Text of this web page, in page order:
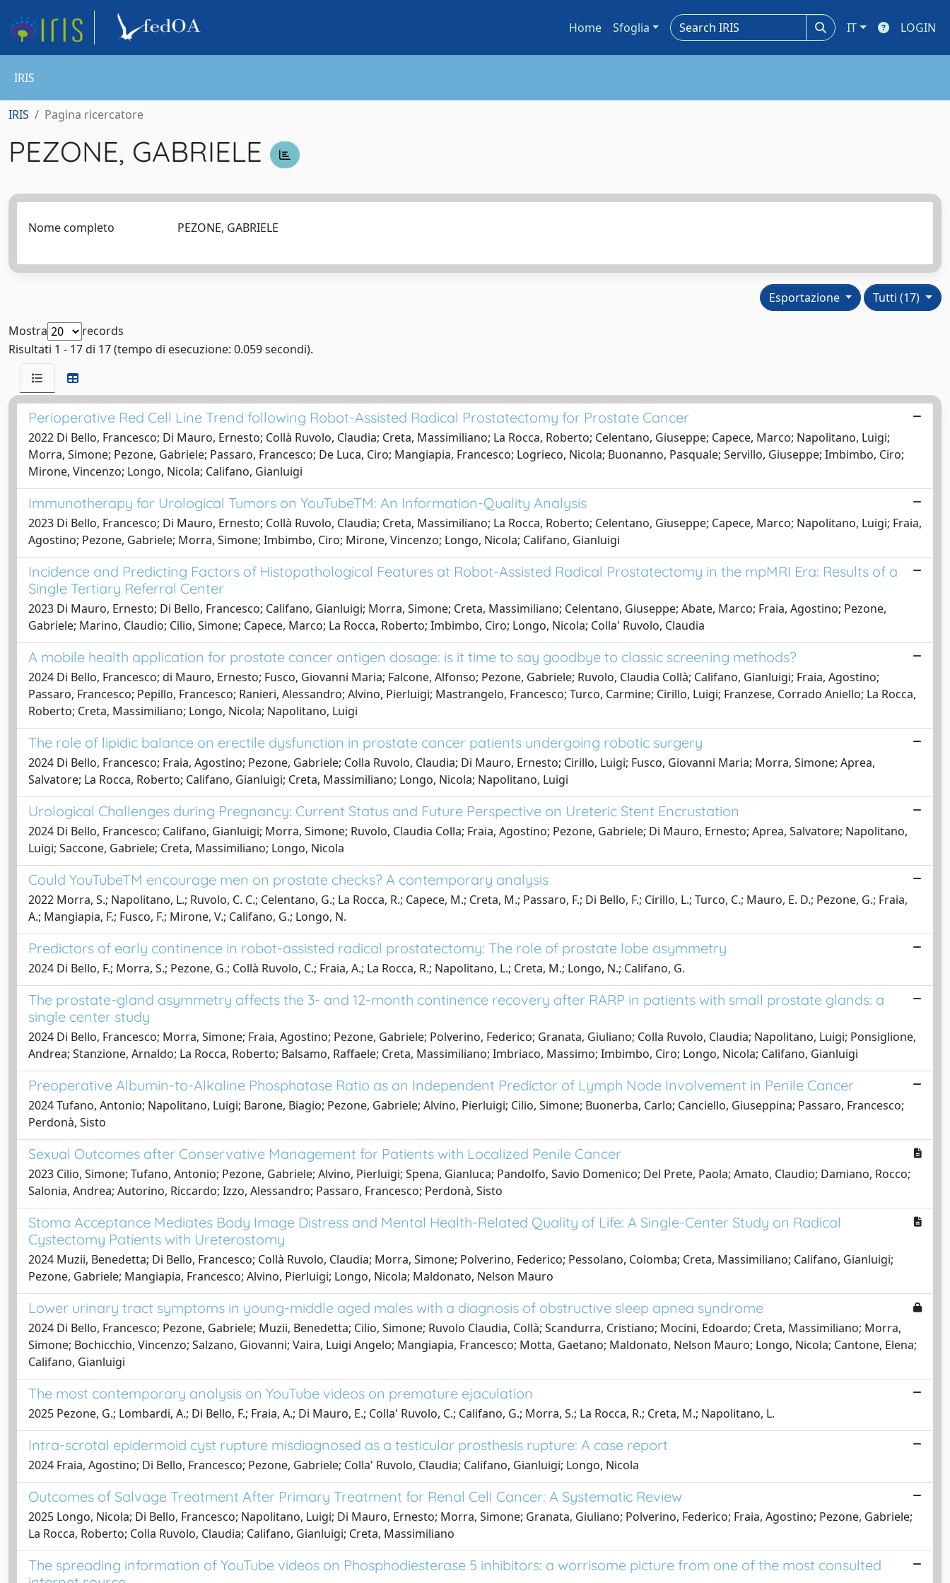
Home Sfoglia IT LOGIN
IRIS
IRIS Pagina ricercatore
PEZONE, GABRIELE
Nome completo PEZONE, GABRIELE
Tutti (17)
Esportazione
Mostra
records
Risultati 1 - 17 di 17 (tempo di esecuzione: 0.059 secondi).
Perioperative Red Cell Line Trend following Robot-Assisted Radical Prostatectomy for Prostate Cancer
2022 Di Bello, Francesco; Di Mauro, Ernesto; Collà Ruvolo, Claudia; Creta, Massimiliano; La Rocca, Roberto; Celentano, Giuseppe; Capece, Marco; Napolitano, Luigi;
Morra, Simone; Pezone, Gabriele; Passaro, Francesco; De Luca, Ciro; Mangiapia, Francesco; Logrieco, Nicola; Buonanno, Pasquale; Servillo, Giuseppe; Imbimbo, Ciro;
Mirone, Vincenzo; Longo, Nicola; Califano, Gianluigi
Immunotherapy for Urological Tumors on YouTubeTM: An Information-Quality Analysis
2023 Di Bello, Francesco; Di Mauro, Ernesto; Collà Ruvolo, Claudia; Creta, Massimiliano; La Rocca, Roberto; Celentano, Giuseppe; Capece, Marco; Napolitano, Luigi; Fraia,
Agostino; Pezone, Gabriele; Morra, Simone; Imbimbo, Ciro; Mirone, Vincenzo; Longo, Nicola; Califano, Gianluigi
Incidence and Predicting Factors of Histopathological Features at Robot-Assisted Radical Prostatectomy in the mpMRI Era: Results of a
Single Tertiary Referral Center
2023 Di Mauro, Ernesto; Di Bello, Francesco; Califano, Gianluigi; Morra, Simone; Creta, Massimiliano; Celentano, Giuseppe; Abate, Marco; Fraia, Agostino; Pezone,
Gabriele; Marino, Claudio; Cilio, Simone; Capece, Marco; La Rocca, Roberto; Imbimbo, Ciro; Longo, Nicola; Colla' Ruvolo, Claudia
A mobile health application for prostate cancer antigen dosage: is it time to say goodbye to classic screening methods?
2024 Di Bello, Francesco; di Mauro, Ernesto; Fusco, Giovanni Maria; Falcone, Alfonso; Pezone, Gabriele; Ruvolo, Claudia Collà; Califano, Gianluigi; Fraia, Agostino;
Passaro, Francesco; Pepillo, Francesco; Ranieri, Alessandro; Alvino, Pierluigi; Mastrangelo, Francesco; Turco, Carmine; Cirillo, Luigi; Franzese, Corrado Aniello; La Rocca,
Roberto; Creta, Massimiliano; Longo, Nicola; Napolitano, Luigi
The role of lipidic balance on erectile dysfunction in prostate cancer patients undergoing robotic surgery
2024 Di Bello, Francesco; Fraia, Agostino; Pezone, Gabriele; Colla Ruvolo, Claudia; Di Mauro, Ernesto; Cirillo, Luigi; Fusco, Giovanni Maria; Morra, Simone; Aprea,
Salvatore; La Rocca, Roberto; Califano, Gianluigi; Creta, Massimiliano; Longo, Nicola; Napolitano, Luigi
Urological Challenges during Pregnancy: Current Status and Future Perspective on Ureteric Stent Encrustation
2024 Di Bello, Francesco; Califano, Gianluigi; Morra, Simone; Ruvolo, Claudia Colla; Fraia, Agostino; Pezone, Gabriele; Di Mauro, Ernesto; Aprea, Salvatore; Napolitano,
Luigi; Saccone, Gabriele; Creta, Massimiliano; Longo, Nicola
Could YouTubeTM encourage men on prostate checks? A contemporary analysis
2022 Morra, S.; Napolitano, L.; Ruvolo, C. C.; Celentano, G.; La Rocca, R.; Capece, M.; Creta, M.; Passaro, F.; Di Bello, F.; Cirillo, L.; Turco, C.; Mauro, E. D.; Pezone, G.; Fraia,
A.; Mangiapia, F.; Fusco, F.; Mirone, V.; Califano, G.; Longo, N.
Predictors of early continence in robot-assisted radical prostatectomy: The role of prostate lobe asymmetry
2024 Di Bello, F.; Morra, S.; Pezone, G.; Collà Ruvolo, C.; Fraia, A.; La Rocca, R.; Napolitano, L.; Creta, M.; Longo, N.; Califano, G.
The prostate-gland asymmetry affects the 3- and 12-month continence recovery after RARP in patients with small prostate glands: a
single center study
2024 Di Bello, Francesco; Morra, Simone; Fraia, Agostino; Pezone, Gabriele; Polverino, Federico; Granata, Giuliano; Colla Ruvolo, Claudia; Napolitano, Luigi; Ponsiglione,
Andrea; Stanzione, Arnaldo; La Rocca, Roberto; Balsamo, Raffaele; Creta, Massimiliano; Imbriaco, Massimo; Imbimbo, Ciro; Longo, Nicola; Califano, Gianluigi
Preoperative Albumin-to-Alkaline Phosphatase Ratio as an Independent Predictor of Lymph Node Involvement in Penile Cancer
2024 Tufano, Antonio; Napolitano, Luigi; Barone, Biagio; Pezone, Gabriele; Alvino, Pierluigi; Cilio, Simone; Buonerba, Carlo; Canciello, Giuseppina; Passaro, Francesco;
Perdonà, Sisto
Sexual Outcomes after Conservative Management for Patients with Localized Penile Cancer
2023 Cilio, Simone; Tufano, Antonio; Pezone, Gabriele; Alvino, Pierluigi; Spena, Gianluca; Pandolfo, Savio Domenico; Del Prete, Paola; Amato, Claudio; Damiano, Rocco;
Salonia, Andrea; Autorino, Riccardo; Izzo, Alessandro; Passaro, Francesco; Perdonà, Sisto
Stoma Acceptance Mediates Body Image Distress and Mental Health-Related Quality of Life: A Single-Center Study on Radical
Cystectomy Patients with Ureterostomy
2024 Muzii, Benedetta; Di Bello, Francesco; Collà Ruvolo, Claudia; Morra, Simone; Polverino, Federico; Pessolano, Colomba; Creta, Massimiliano; Califano, Gianluigi;
Pezone, Gabriele; Mangiapia, Francesco; Alvino, Pierluigi; Longo, Nicola; Maldonato, Nelson Mauro
Lower urinary tract symptoms in young-middle aged males with a diagnosis of obstructive sleep apnea syndrome
2024 Di Bello, Francesco; Pezone, Gabriele; Muzii, Benedetta; Cilio, Simone; Ruvolo Claudia, Collà; Scandurra, Cristiano; Mocini, Edoardo; Creta, Massimiliano; Morra,
Simone; Bochicchio, Vincenzo; Salzano, Giovanni; Vaira, Luigi Angelo; Mangiapia, Francesco; Motta, Gaetano; Maldonato, Nelson Mauro; Longo, Nicola; Cantone, Elena;
Califano, Gianluigi
The most contemporary analysis on YouTube videos on premature ejaculation
2025 Pezone, G.; Lombardi, A.; Di Bello, F.; Fraia, A.; Di Mauro, E.; Colla' Ruvolo, C.; Califano, G.; Morra, S.; La Rocca, R.; Creta, M.; Napolitano, L.
Intra-scrotal epidermoid cyst rupture misdiagnosed as a testicular prosthesis rupture: A case report
2024 Fraia, Agostino; Di Bello, Francesco; Pezone, Gabriele; Colla' Ruvolo, Claudia; Califano, Gianluigi; Longo, Nicola
Outcomes of Salvage Treatment After Primary Treatment for Renal Cell Cancer: A Systematic Review
2025 Longo, Nicola; Di Bello, Francesco; Napolitano, Luigi; Di Mauro, Ernesto; Morra, Simone; Granata, Giuliano; Polverino, Federico; Fraia, Agostino; Pezone, Gabriele;
La Rocca, Roberto; Colla Ruvolo, Claudia; Califano, Gianluigi; Creta, Massimiliano
The spreading information of YouTube videos on Phosphodiesterase 5 inhibitors: a worrisome picture from one of the most consulted